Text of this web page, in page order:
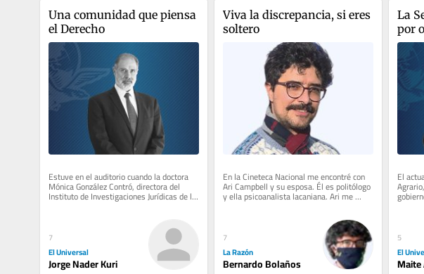
Una comunidad que piensa
el Derecho
Estuve en el auditorio cuando la doctora
Mónica González Contró, directora del
Instituto de Investigaciones Jurídicas de la
7
El Universal
Jorge Nader Kuri
Viva la discrepancia, si eres
soltero
En la Cineteca Nacional me encontré con
Ari Campbell y su esposa. Él es politólogo
y ella psicoanalista lacaniana. Ari me
presumió que había sido...
7
La Razón
Bernardo Bolaños
La
por
El
perfil
5
El